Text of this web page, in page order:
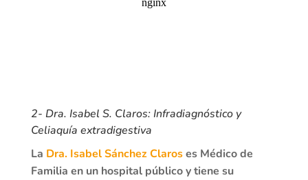
2- Dra. Isabel S. Claros: Infradiagnóstico y
Celiaquía extradigestiva
La Dra. Isabel Sánchez Claroses Médico de
Familia en un hospital público y tiene su